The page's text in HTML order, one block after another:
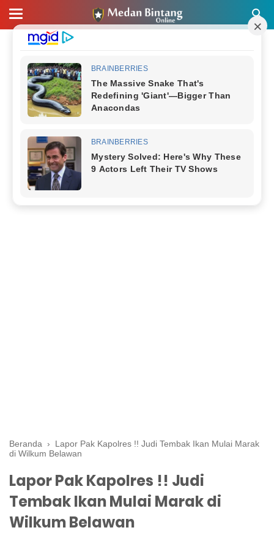
Beranda › Lapor Pak Kapolres !! Judi Tembak Ikan Mulai Marak
di Wilkum Belawan
Lapor Pak Kapolres !! Judi
Tembak Ikan Mulai Marak di
Wilkum Belawan